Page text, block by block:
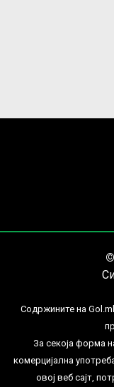
Содржините на
За секоја форма
комерцијална
овој веб сајт,